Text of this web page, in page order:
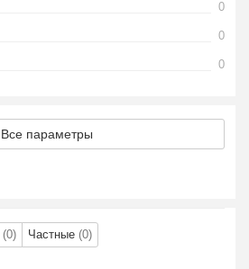
0
0
0
Все параметры
(0) Частные (0)